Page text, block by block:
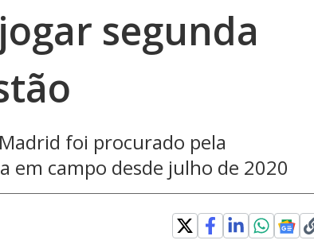
segunda
foi procurado pela
em campo desde julho de 2020